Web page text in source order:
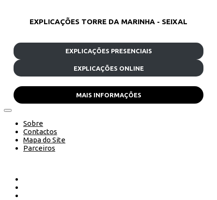
EXPLICAÇÕES TORRE DA MARINHA - SEIXAL
EXPLICAÇÕES PRESENCIAIS
EXPLICAÇÕES ONLINE
MAIS INFORMAÇÕES
Sobre
Contactos
Mapa do Site
Parceiros